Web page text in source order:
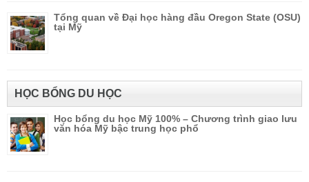
Tổng quan về Đại học hàng đầu Oregon State (OSU)
tại Mỹ
HỌC BỔNG DU HỌC
Học bổng du học Mỹ 100% – Chương trình giao lưu
văn hóa Mỹ bậc trung học phổ